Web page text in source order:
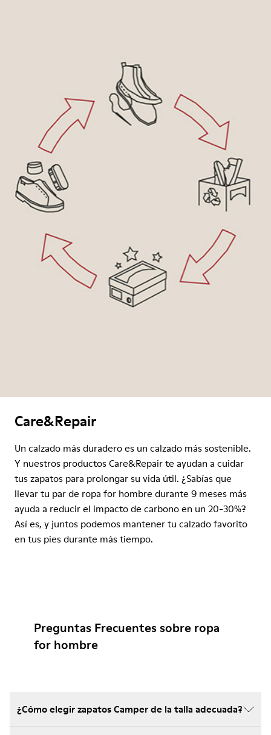
Care&Repair
Un calzado más duradero es un calzado más sostenible.
Y nuestros productos Care&Repair te ayudan a cuidar
tus zapatos para prolongar su vida útil. ¿Sabías que
llevar tu par de ropa for hombre durante 9 meses más
ayuda a reducir el impacto de carbono en un 20-30%?
Así es, y juntos podemos mantener tu calzado favorito
en tus pies durante más tiempo.
Preguntas Frecuentes sobre ropa
for hombre
¿Cómo elegir zapatos Camper de la talla adecuada?